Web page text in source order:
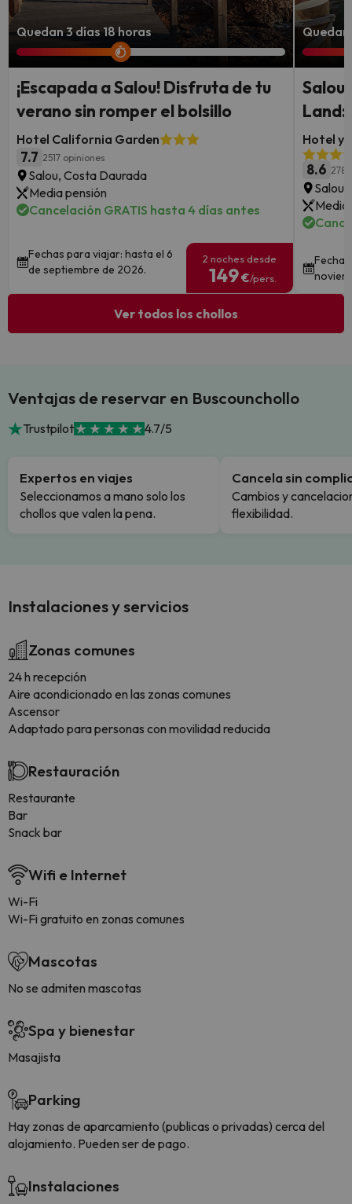
Quedan 3 días 18 horas
¡Escapada a Salou! Disfruta de tu
verano sin romper el bolsillo
Hotel California Garden
7.7 2517 opiniones
Salou, Costa Daurada
Media pensión
Cancelación GRATIS hasta 4 días antes
Fechas para viajar: hasta el 6
de septiembre de 2026.
2 noches desde
149€/pers.
Quedan
Land:
Hotel y
8.6 278
Media
Ver todos los chollos
Ventajas de reservar en Buscounchollo
Trustpilot 4.7/5
Expertos en viajes
Seleccionamos a mano solo los
chollos que valen la pena.
Cancela sin
Cambios y
flexibilidad.
Instalaciones y servicios
Zonas comunes
24 h recepción
Aire acondicionado en las zonas comunes
Ascensor
Adaptado para personas con movilidad reducida
Restauración
Restaurante
Bar
Snack bar
Wifi e Internet
Wi-Fi
Wi-Fi gratuito en zonas comunes
Mascotas
No se admiten mascotas
Spa y bienestar
Masajista
Parking
Hay zonas de aparcamiento (publicas o privadas) cerca del
alojamiento. Pueden ser de pago.
Instalaciones